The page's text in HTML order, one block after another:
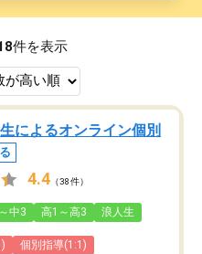
件を表示
によるオンライン個別
4.4 （38件）
中3 高1～高3 浪人生
個別指導(1:1)